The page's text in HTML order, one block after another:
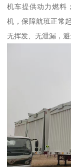
机车提供动力燃料
机，保障航班正常
无挥发、无泄漏，